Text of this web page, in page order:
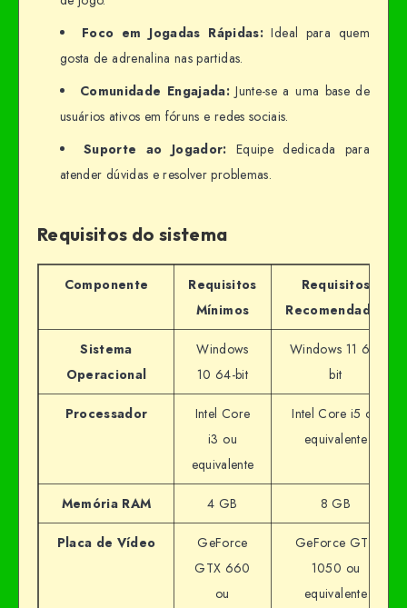
Foco em Jogadas Rápidas:Ideal para quem
gosta de adrenalina nas partidas.
Comunidade Engajada: Junte-se a uma base de
usuários ativos em fóruns e redes sociais.
Suporte ao Jogador: Equipe dedicada para
atender dúvidas e resolver problemas.
Requisitos do sistema
Componente
Requisitos
Mínimos
Requisitos
Recomendados
Sistema
Operacional
Windows
10 64-bit
Windows 11 64-
bit
Processador
Intel Core
i3 ou
equivalente
Intel Core i5 ou
equivalente
Memória RAM 4 GB 8 GB
Placa de Vídeo
GeForce
GTX 660
ou
GeForce GTX
1050 ou
equivalente